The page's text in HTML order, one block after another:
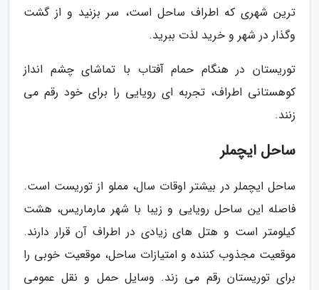
ترین شهری که اطراف ساحل است، سر بزنید و از گشت
وگذار در شهر و خرید لذت ببرید.
توریستان در هنگام حمام آفتاب با تماشای چشم انداز
کوهستانی اطراف، تجربه ای رویایی را برای خود رقم می
زنند.
ساحل ایچملر
ساحل ایچملر در بیشتر اوقات سال، مملو از توریست است.
فاصله این ساحل رویایی و زیبا با شهر مارماریس، هشت
کیلومتر است و هتل های زیادی در اطراف آن قرار دارند.
موقعیت مجذوب کننده و امتیازات ساحل، موقعیت خوبی را
برای توریستان رقم می زند. وسایل حمل و نقل عمومی